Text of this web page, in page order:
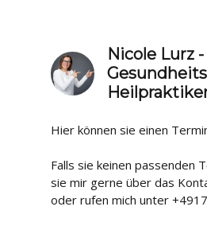
Nicole Lurz -
Hier können sie einen
Falls sie keinen passenden
sie mir gerne über das
oder rufen mich unter